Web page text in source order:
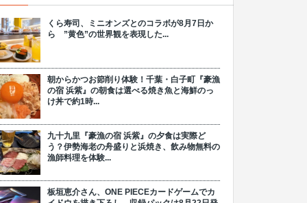
くら寿司、ミニオンズとのコラボが8月7日か
ら ”黄色”の世界観を表現した...
朝からかつお節削り体験！千葉・白子町『豪漁
の宿 浜紫』の朝食は選べる焼き魚と海鮮のっ
け丼で約1時...
九十九里『豪漁の宿 浜紫』の夕食は実際ど
う？伊勢海老の舟盛りと浜焼き、飲み物無料の
漁師料理を体験...
板垣恵介さん、ONE PIECEカードゲームでカ